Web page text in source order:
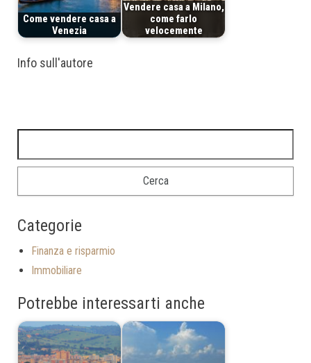
Come vendere casa a
Venezia
Vendere casa a Milano,
come farlo
velocemente
Info sull'autore
Categorie
Finanza e risparmio
Immobiliare
Potrebbe interessarti anche